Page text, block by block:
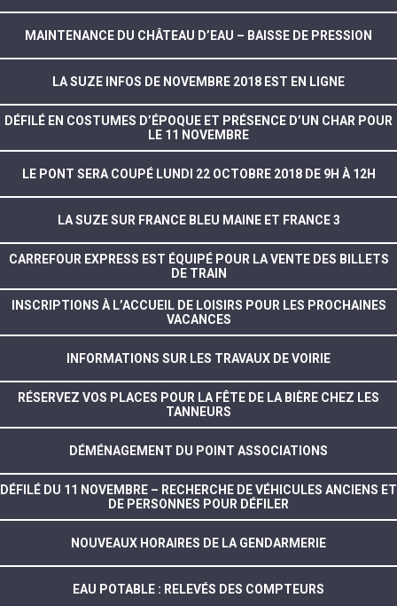
MAINTENANCE DU CHÂTEAU D’EAU – BAISSE DE PRESSION
LA SUZE INFOS DE NOVEMBRE 2018 EST EN LIGNE
DÉFILÉ EN COSTUMES D’ÉPOQUE ET PRÉSENCE D’UN CHAR POUR
LE 11 NOVEMBRE
LE PONT SERA COUPÉ LUNDI 22 OCTOBRE 2018 DE 9H À 12H
LA SUZE SUR FRANCE BLEU MAINE ET FRANCE 3
CARREFOUR EXPRESS EST ÉQUIPÉ POUR LA VENTE DES BILLETS
DE TRAIN
INSCRIPTIONS À L’ACCUEIL DE LOISIRS POUR LES PROCHAINES
VACANCES
INFORMATIONS SUR LES TRAVAUX DE VOIRIE
RÉSERVEZ VOS PLACES POUR LA FÊTE DE LA BIÈRE CHEZ LES
TANNEURS
DÉMÉNAGEMENT DU POINT ASSOCIATIONS
DÉFILÉ DU 11 NOVEMBRE – RECHERCHE DE VÉHICULES ANCIENS ET
DE PERSONNES POUR DÉFILER
NOUVEAUX HORAIRES DE LA GENDARMERIE
EAU POTABLE : RELEVÉS DES COMPTEURS